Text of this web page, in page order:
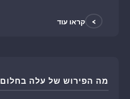
> קראו עוד
מה הפירוש של עלה בחלום